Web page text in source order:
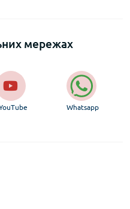
мережах
Whatsapp